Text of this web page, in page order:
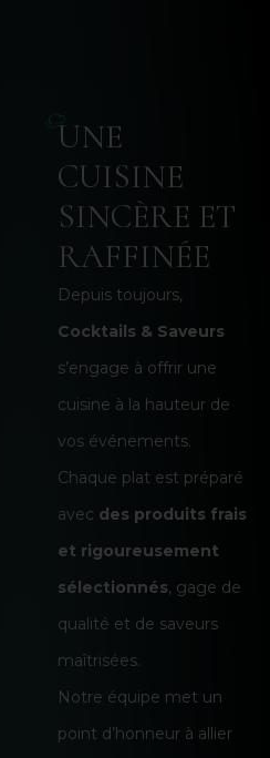
UNE
CUISINE
SINCÈRE ET
RAFFINÉE
Depuis toujours,
Cocktails & Saveurs
s’engage à offrir une
cuisine à la hauteur de
vos événements.
Chaque plat est préparé
avec des produits frais
et rigoureusement
sélectionnés, gage de
qualité et de saveurs
maîtrisées.
Notre équipe met un
point d’honneur à allier